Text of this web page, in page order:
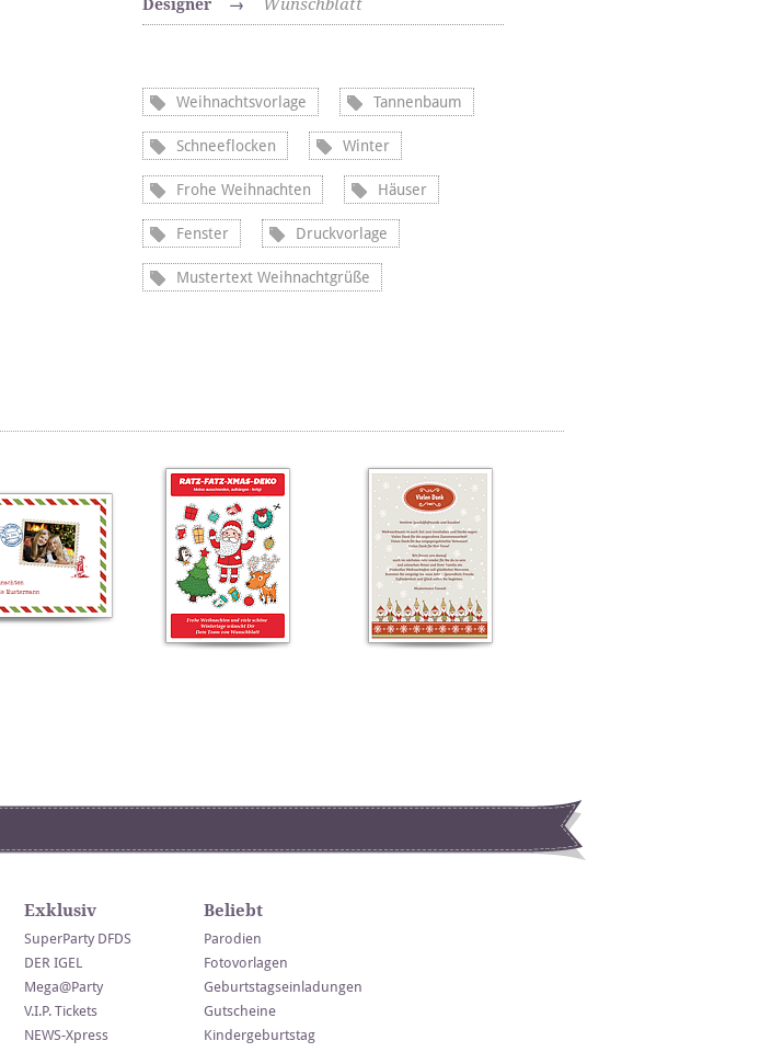
Designer → Wunschblatt
Weihnachtsvorlage Tannenbaum
Schneeflocken Winter
Frohe Weihnachten Häuser
Fenster Druckvorlage
Mustertext Weihnachtgrüße
Exklusiv
SuperParty DFDS
DER IGEL
Mega@Party
V.I.P. Tickets
NEWS-Xpress
Beliebt
Parodien
Fotovorlagen
Geburtstagseinladungen
Gutscheine
Kindergeburtstag